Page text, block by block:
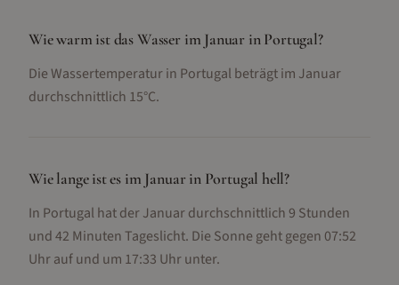
Wie warm ist das Wasser im Januar in Portugal?
Die Wassertemperatur in Portugal beträgt im Januar
durchschnittlich 15°C.
Wie lange ist es im Januar in Portugal hell?
In Portugal hat der Januar durchschnittlich 9 Stunden
und 42 Minuten Tageslicht. Die Sonne geht gegen 07:52
Uhr auf und um 17:33 Uhr unter.